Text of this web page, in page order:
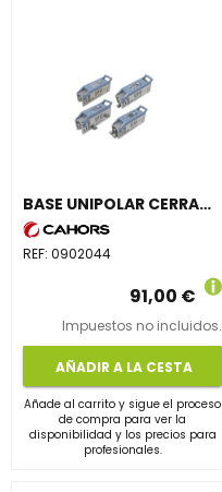
BASE UNIPOLAR CERRADA NH-1 CAJA GENERAL DE PROTECCIÓN 12 250A
REF: 0902044
91,00 €
Impuestos no incluidos.
AÑADIR A LA CESTA
Añade al carrito y sigue el proceso
de compra para ver la
disponibilidad y los precios para
profesionales.